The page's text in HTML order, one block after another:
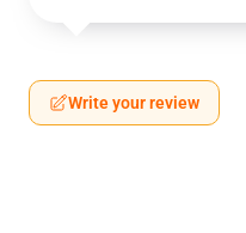
Write your review